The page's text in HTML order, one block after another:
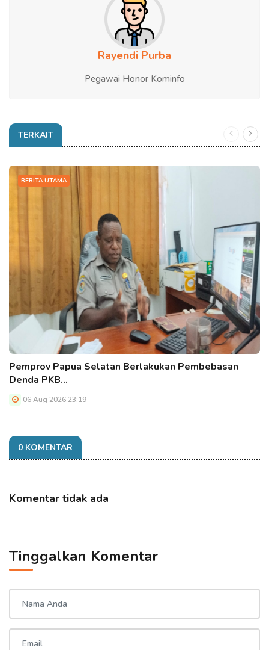
Rayendi Purba
Pegawai Honor Kominfo
TERKAIT
BERITA UTAMA
Pemprov Papua Selatan Berlakukan Pembebasan
Denda PKB…
06 Aug 2026 23:19
0 KOMENTAR
Komentar tidak ada
Tinggalkan Komentar